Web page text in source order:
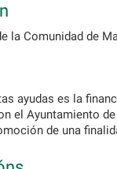
la Comunidad de
ayudas es la
el Ayuntamiento
de una